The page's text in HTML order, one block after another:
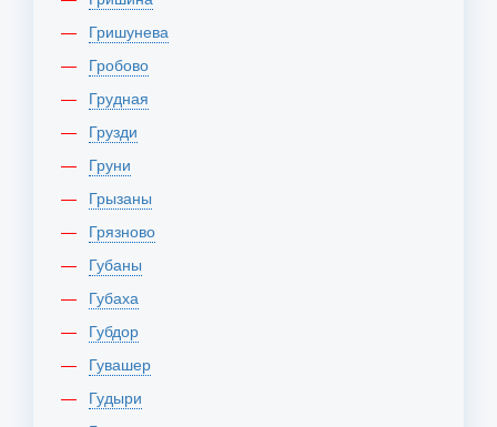
Гришунева
Гробово
Грудная
Грузди
Груни
Грызаны
Грязново
Губаны
Губаха
Губдор
Гувашер
Гудыри